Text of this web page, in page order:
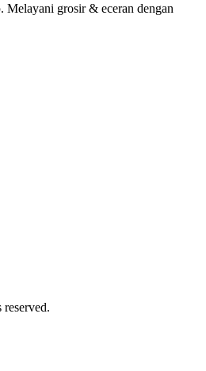
Melayani grosir & eceran dengan